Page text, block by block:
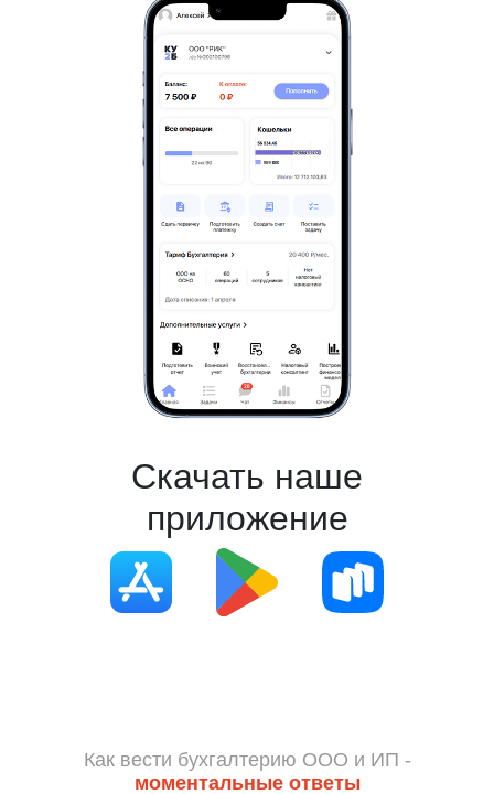
Скачать наше
приложение
Как вести бухгалтерию ООО и ИП -
моментальные ответы